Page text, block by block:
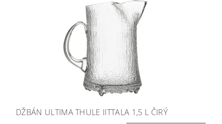
DŽBÁN ULTIMA THULE IITTALA 1,5 L ČIRÝ